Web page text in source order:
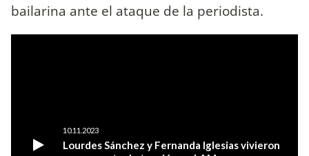
bailarina ante el ataque de la periodista.